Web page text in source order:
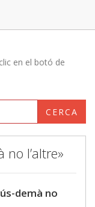
en el botó de
CERCA
l’altre»
demà no